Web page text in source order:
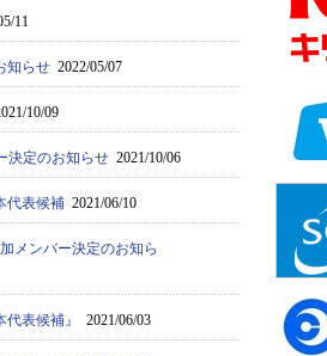
11
知らせ 2022/05/07
10/09
決定のお知らせ 2021/10/06
代表候補 2021/06/10
メンバー決定のお知ら
表候補』 2021/06/03